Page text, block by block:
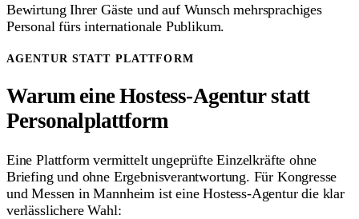
Bewirtung Ihrer Gäste und auf Wunsch mehrsprachiges
Personal fürs internationale Publikum.
AGENTUR STATT PLATTFORM
Warum eine Hostess-Agentur statt
Personalplattform
Eine Plattform vermittelt ungeprüfte Einzelkräfte ohne
Briefing und ohne Ergebnisverantwortung. Für Kongresse
und Messen in Mannheim ist eine Hostess-Agentur die klar
verlässlichere Wahl: